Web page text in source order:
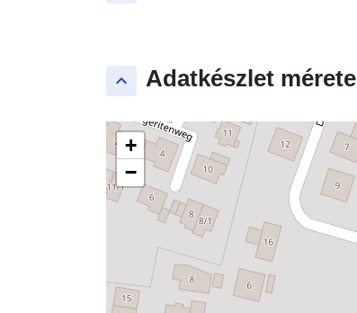
keyboard_arrow_up Adatkészlet mérete
+
−